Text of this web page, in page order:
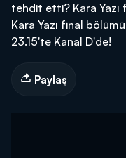
tehdit etti? Kara
Kara Yazı final
23.15'te Kanal D'de!
Paylaş